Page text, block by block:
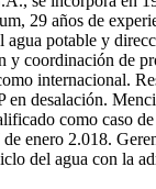
29 años de
agua potable y
y coordinación de
internacional.
desalación.
como caso
enero 2.018.
del agua con la